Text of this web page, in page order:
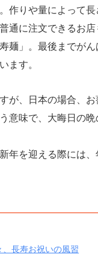
作りや量によって
通に注文できるお
麺」。最後までが
ます。
が、日本の場合、
意味で、大晦日の
年を迎える際には
、長寿お祝いの風習